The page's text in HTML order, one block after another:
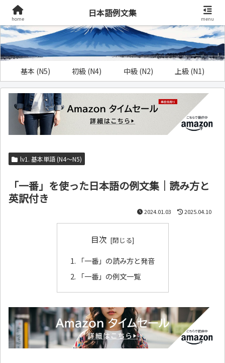
基本 (N5) 初級 (N4) 中級 (N2) 上級 (N1)
lv1. 基本単語 (N4～N5)
「一番」を使った日本語の例文集｜読み方と
英訳付き
2024.01.03 2025.04.10
目次
「一番」の読み方と発音
「一番」の例文一覧
home
日本語例文集
menu